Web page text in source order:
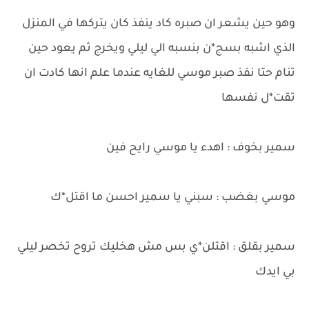
وهو حين يشعر ان صبره كاد ينفذ كان يتركها في المنزل
الذي اشبه بسج*ن بنسبه الي ليلي ويخرج ثم يعود حين
تنام حتا نفذ صبر موسي للغايه عندما علم انها كادت ان
تقت*ل نفسها
سمير بخوف : اهدء يا موسي رايح فين
موسي بغضب : سبني يا سمير احسن ما اقتل*ك
سمير بقلق : اقتلن*ي بس مش هخليك تروح تخصر ليلي
بي ايدك